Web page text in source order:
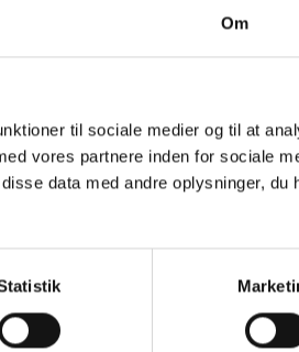
Om
til sociale medier og til at
vores partnere inden for sociale
data med andre oplysninger, du